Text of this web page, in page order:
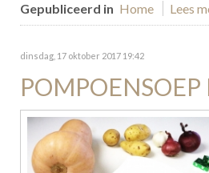
Gepubliceerd in Home Lees
dinsdag, 17 oktober 2017 19:42
POMPOENSOEP